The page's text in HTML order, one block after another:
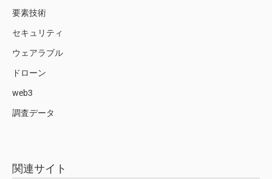
要素技術
セキュリティ
ウェアラブル
ドローン
web3
調査データ
関連サイト